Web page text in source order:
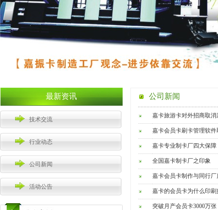
最新资讯
技术交流
行业动态
公司新闻
活动公告
公司新闻
嘉卡旅游卡对外招商取消
嘉卡会员卡刷卡管理软
嘉卡专业制卡厂四大保障
全国嘉卡制卡厂之印象
嘉卡会员卡制作与同行厂
嘉卡的会员卡为什么印
突破月产会员卡3000万张